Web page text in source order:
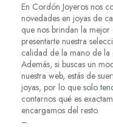
En Cordón Joyeros nos
novedades en joyas de
que nos brindan la mejor
presentarte nuestra
calidad de la mano de la
Además, si buscas un
nuestra web, estás de
joyas, por lo que solo
contarnos qué es
encargamos del resto.
–